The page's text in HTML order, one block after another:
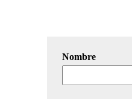
Nombre